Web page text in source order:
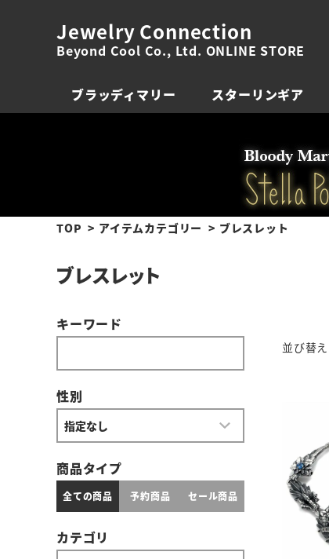
Jewelry Connection
Beyond Cool Co., Ltd. ONLINE STORE
ブラッディマリー スターリンギア
TOP アイテムカテゴリー ブレスレット
ブレスレット
キーワード
性別
商品タイプ
全ての商品 予約商品 セール商品
カテゴリ
並び替え